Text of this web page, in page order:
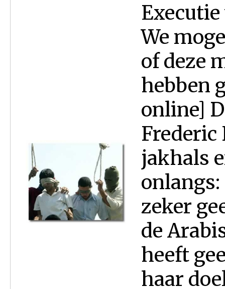
We
of deze
hebben
online]
Frederic
jakhals
zeker
de
heeft
haar